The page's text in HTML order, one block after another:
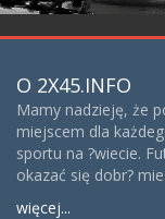
O 2X45.INFO
Mamy nadzieję, że
miejscem dla
sportu na ?wiecie.
okazać się dobr?
więcej...